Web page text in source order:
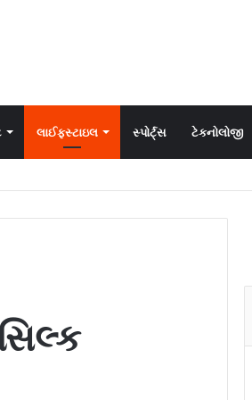
લાઈફસ્ટાઇલ સ્પોર્ટ્સ ટેકનોલોજી